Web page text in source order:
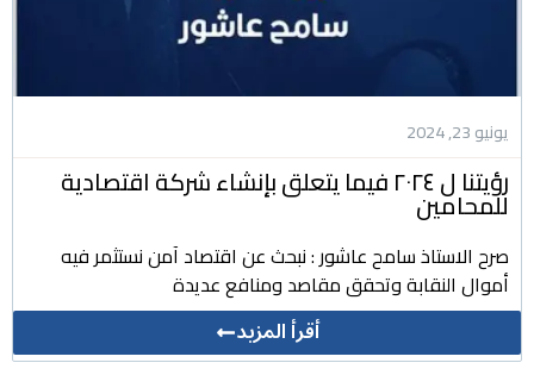
يونيو 23, 2024
رؤيتنا ل ٢٠٢٤ فيما يتعلق بإنشاء شركة اقتصادية
للمحامين
صرح الاستاذ سامح عاشور : نبحث عن اقتصاد آمن نستثمر فيه
أموال النقابة وتحقق مقاصد ومنافع عديدة
أقرأ المزيد